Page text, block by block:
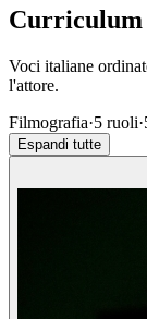
Curriculum
Voci italiane
l'attore.
Filmografia·5 ruoli·
Espandi tutte